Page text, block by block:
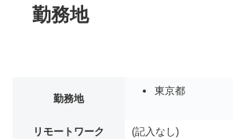
勤務地
勤務地
東京都
リモートワーク
(記入なし)